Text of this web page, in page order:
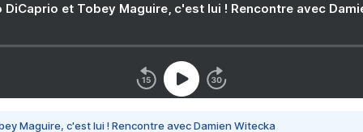
DiCaprio et Tobey Maguire, c'est lui ! Rencontre avec
Maguire, c'est lui ! Rencontre avec Damien Witecka